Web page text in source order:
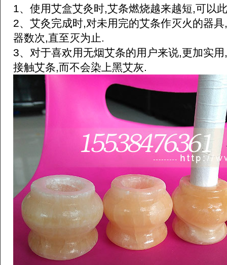
1、使用艾盒艾灸时,艾条燃烧越来越短,可以
2、艾灸完成时,对未用完的艾条作灭火的器
器数次,直至灭为止.
3、对于喜欢用无烟艾条的用户来说,更加实
接触艾条,而不会染上黑艾灰.